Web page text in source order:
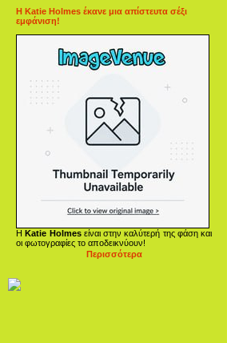
Η Katie Holmes έκανε μια απίστευτα σέξι
εμφάνιση!
ΗKatie Holmesείναι στην καλύτερή της φάση και
οι φωτογραφίες το αποδεικνύουν!
Περισσότερα